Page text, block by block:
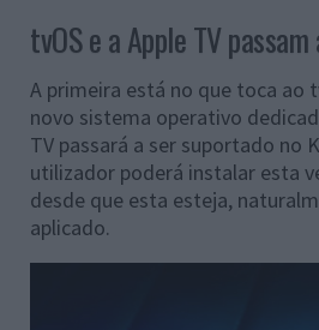
tvOS e a Apple TV
A primeira está no que toca ao
novo sistema operativo
TV passará a ser suportado no
utilizador poderá instalar esta
desde que esta esteja,
aplicado.